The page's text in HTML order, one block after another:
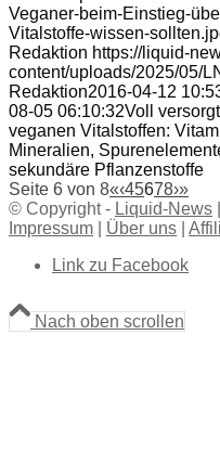
Veganer-beim-Einstieg-
Vitalstoffe-wissen-
Redaktion https://liquid-
content/uploads/2025/05/
Redaktion2016-04-12
08-05 06:10:32Voll
veganen Vitalstoffen:
Mineralien,
sekundäre Pflanzenstoffe
Seite 6 von 8«‹45678›»
© Copyright - Liquid-News
Impressum
Über uns
Link zu Facebook
Nach oben scrollen